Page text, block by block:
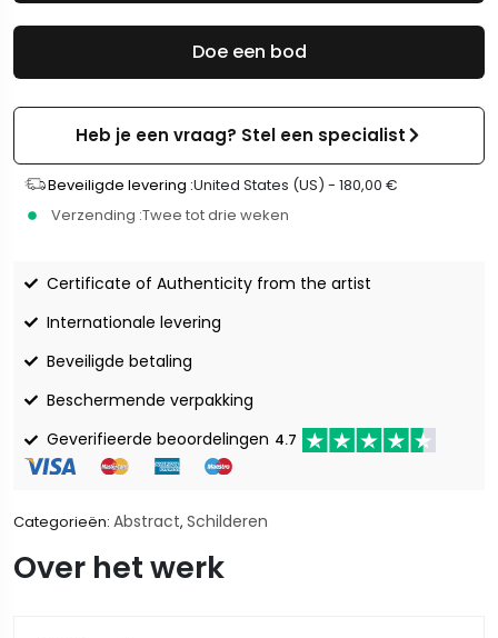
Doe een bod
Heb je een vraag? Stel een specialist
Beveiligde levering :United States (US) - 180,00 €
Verzending :Twee tot drie weken
Certificate of Authenticity from the artist
Internationale levering
Beveiligde betaling
Beschermende verpakking
Geverifieerde beoordelingen 4.7
Categorieën: Abstract, Schilderen
Over het werk